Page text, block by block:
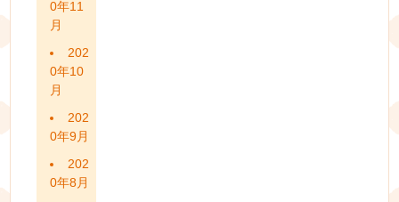
0年11
月
202
0年10
月
202
0年9月
202
0年8月